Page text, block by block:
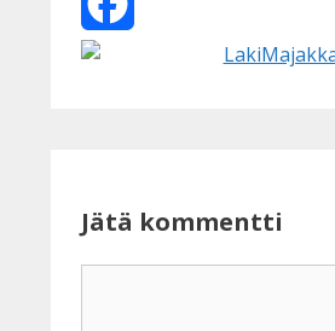
Facebook
Jätä kommentti